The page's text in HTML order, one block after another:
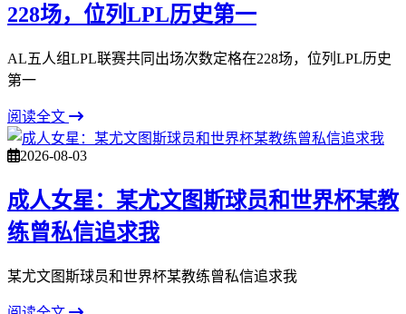
228场，位列LPL历史第一
AL五人组LPL联赛共同出场次数定格在228场，位列LPL历史
第一
阅读全文
2026-08-03
成人女星：某尤文图斯球员和世界杯某教
练曾私信追求我
某尤文图斯球员和世界杯某教练曾私信追求我